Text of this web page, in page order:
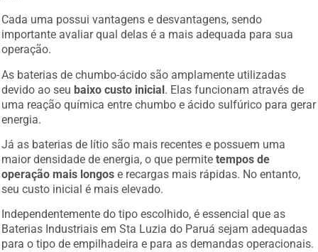
Cada uma possui vantagens e desvantagens, sendo
importante avaliar qual delas é a mais adequada para sua
operação.
As baterias de chumbo-ácido são amplamente utilizadas
devido ao seu baixo custo inicial . Elas funcionam através de
uma reação química entre chumbo e ácido sulfúrico para gerar
energia.
Já as baterias de lítio são mais recentes e possuem uma
maior densidade de energia, o que permitetempos de
operação mais longos e recargas mais rápidas. No entanto,
seu custo inicial é mais elevado.
Independentemente do tipo escolhido, é essencial que as
Baterias Industriais em Sta Luzia do Paruá sejam adequadas
para o tipo de empilhadeira e para as demandas operacionais.